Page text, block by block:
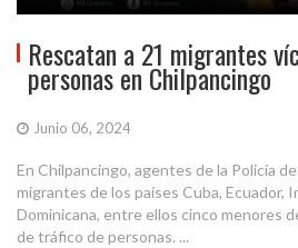
Rescatan a 21 migrantes
personas en Chilpancingo
Junio 06, 2024
En Chilpancingo, agentes de la Policía
migrantes de los países Cuba, Ecuador,
Dominicana, entre ellos cinco menores
de tráfico de personas. ...